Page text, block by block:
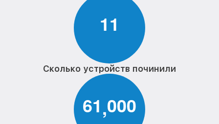
11
Сколько устройств починили
61,000